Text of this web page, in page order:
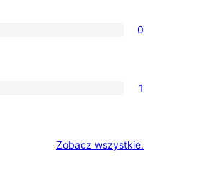
0
1
Zobacz wszystkierecenzje
.